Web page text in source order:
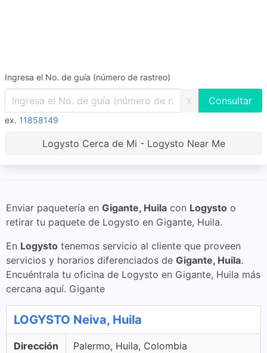
Ingresa el No. de guía (número de rastreo)
X
ex. 11858149
Logysto Cerca de Mi - Logysto Near Me
Enviar paquetería en Gigante, Huila con Logysto o
retirar tu paquete de Logysto en Gigante, Huila.
En Logysto tenemos servicio al cliente que proveen
servicios y horarios diferenciados de Gigante, Huila.
Encuéntrala tu oficina de Logysto en Gigante, Huila más
cercana aquí. Gigante
LOGYSTO Neiva, Huila
Dirección Palermo, Huila, Colombia